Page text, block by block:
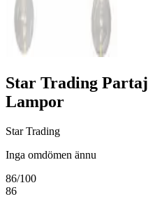
Star Trading
Lampor
Star Trading
Inga omdömen ännu
86/100
86